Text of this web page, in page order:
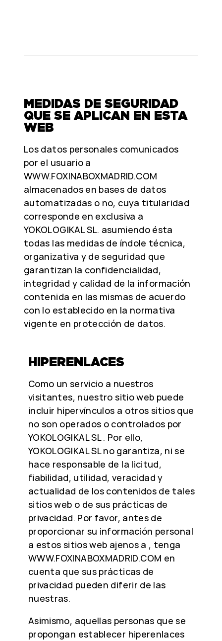
MEDIDAS DE SEGURIDAD
QUE SE APLICAN EN ESTA
WEB
Los datos personales comunicados
por el usuario a
WWW.FOXINABOXMADRID.COM
almacenados en bases de datos
automatizadas o no, cuya titularidad
corresponde en exclusiva a
YOKOLOGIKAL SL. asumiendo ésta
todas las medidas de índole técnica,
organizativa y de seguridad que
garantizan la confidencialidad,
integridad y calidad de la información
contenida en las mismas de acuerdo
con lo establecido en la normativa
vigente en protección de datos.
HIPERENLACES
Como un servicio a nuestros
visitantes, nuestro sitio web puede
incluir hipervínculos a otros sitios que
no son operados o controlados por
YOKOLOGIKAL SL . Por ello,
YOKOLOGIKAL SL no garantiza, ni se
hace responsable de la licitud,
fiabilidad, utilidad, veracidad y
actualidad de los contenidos de tales
sitios web o de sus prácticas de
privacidad. Por favor, antes de
proporcionar su información personal
a estos sitios web ajenos a , tenga
WWW.FOXINABOXMADRID.COM en
cuenta que sus prácticas de
privacidad pueden diferir de las
nuestras.
Asimismo, aquellas personas que se
propongan establecer hiperenlaces